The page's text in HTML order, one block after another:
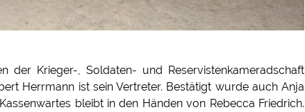
der Krieger-, Soldaten- und Reservistenkameradschaft
Herrmann ist sein Vertreter. Bestätigt wurde auch Anja
bleibt in den Händen von Rebecca Friedrich.